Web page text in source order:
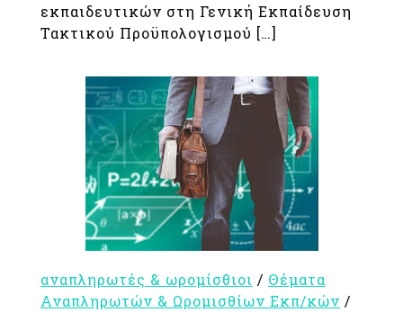
εκπαιδευτικών στη Γενική Εκπαίδευση
Τακτικού Προϋπολογισμού […]
αναπληρωτές & ωρομίσθιοι / Θέματα
Αναπληρωτών & Ωρομισθίων Εκπ/κών /